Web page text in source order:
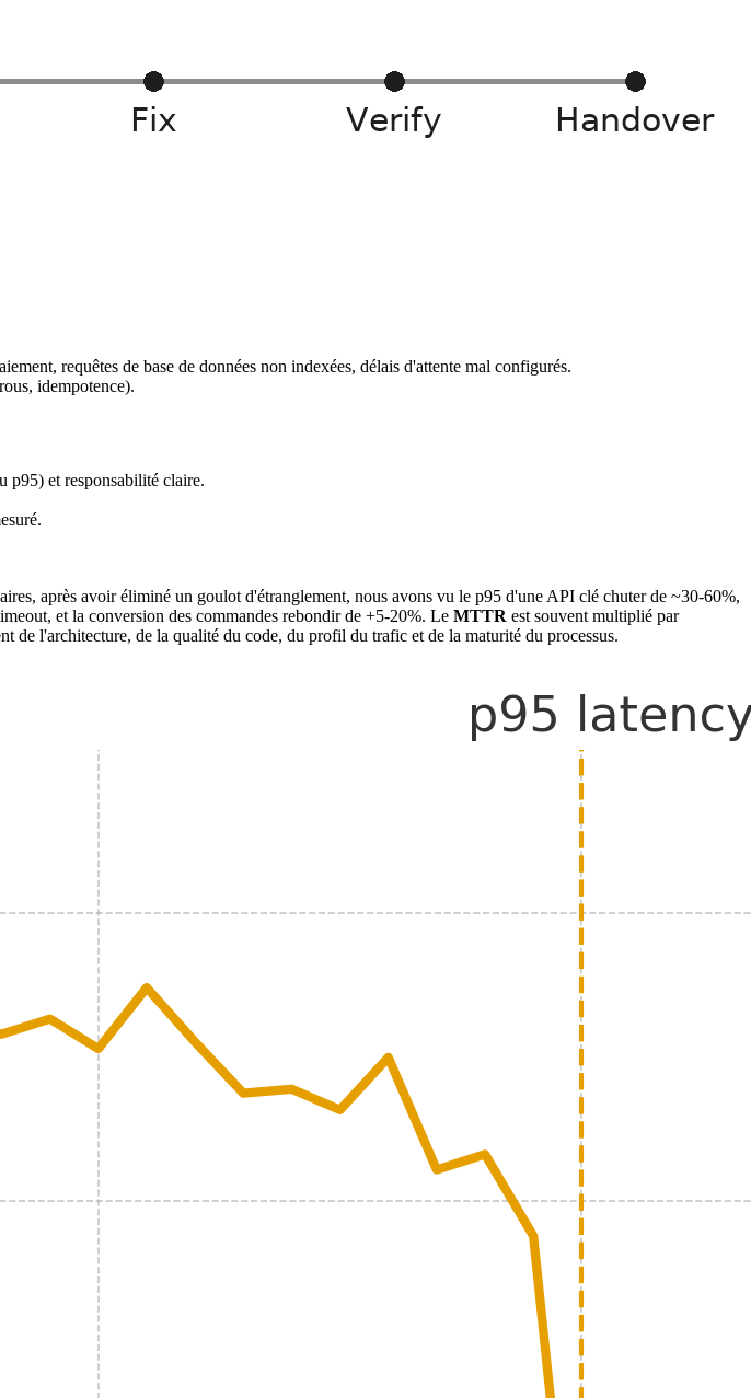
requêtes de base de données non indexées, délais d'attente mal configurés.
idempotence).
p95) et responsabilité claire.
après avoir éliminé un goulot d'étranglement, nous avons vu le p95 d'une API clé chuter de ~30-60%,
et la conversion des commandes rebondir de +5-20%. Le MTTR est souvent multiplié par
de l'architecture, de la qualité du code, du profil du trafic et de la maturité du processus.